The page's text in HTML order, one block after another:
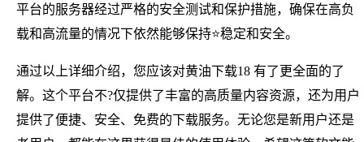
平台的服务器经过严格的安全测试和保护措施，确保在高负
载和高流量的情况下依然能够保持⭐稳定和安全。
通过以上详细介绍，您应该对黄油下载18 有了更全面的了
解。这个平台不?仅提供了丰富的高质量内容资源，还为用户
提供了便捷、安全、免费的下载服务。无论您是新用户还是